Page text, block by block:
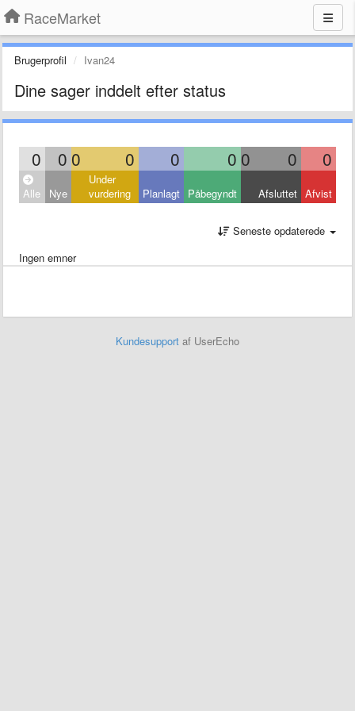
RaceMarket
Brugerprofil Ivan24
Dine sager inddelt efter status
0 0 0 0 0 0 0 0 0
Alle Nye
Under
vurdering
Planlagt Påbegyndt Afsluttet Afvist
Seneste opdaterede
Ingen emner
Kundesupport af UserEcho